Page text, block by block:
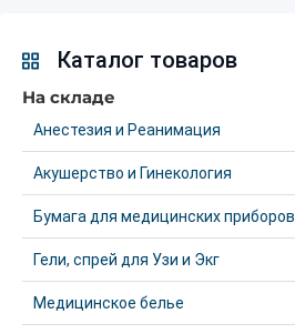
Каталог товаров
На складе
Анестезия и Реанимация
Акушерство и Гинекология
Бумага для медицинских приборов
Гели, спрей для Узи и Экг
Медицинское белье